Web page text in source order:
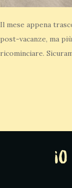
Il mese appena
post-vacanze, ma
ricominciare.